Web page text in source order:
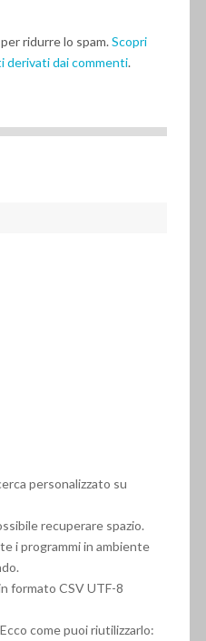
ridurre lo spam.Scopri
derivati dai commenti.
personalizzato su
recuperare spazio.
i programmi in ambiente
formato CSV UTF-8
come puoi riutilizzarlo: